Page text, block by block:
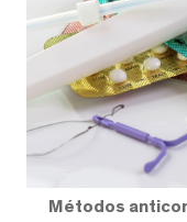
Métodos